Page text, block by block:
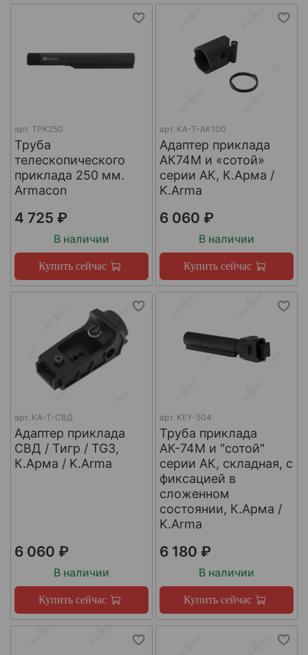
арт. ТРК250
Труба
телескопического
приклада 250 мм.
Armacon
4 725 ₽
В наличии
Купить сейчас
арт. КА-Т-АК100
Адаптер приклада
АК74М и «сотой»
серии АК, К.Арма /
K.Arma
6 060 ₽
В наличии
Купить сейчас
арт. КА-Т-СВД
Адаптер приклада
СВД / Тигр / TG3,
К.Арма / K.Arma
6 060 ₽
В наличии
Купить сейчас
арт. KEY-504
Труба приклада
АК-74М и "сотой"
серии АК, складная, с
фиксацией в
сложенном
состоянии, К.Арма /
K.Arma
6 180 ₽
В наличии
Купить сейчас